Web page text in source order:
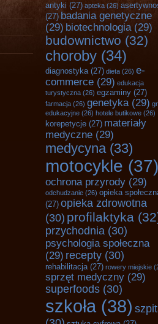
antyki (27) apteka (26)
(27) badania genetyczne
(29) biotechnologia (29)
budownictwo (32)
choroby (34)
diagnostyka(27) dieta (26) e-
commerce (29) edukacja
turystyczna (26) egzaminy (27)
farmacja (26) genetyka (29)
edukacyjne (26) hotele butikowe (26)
korepetycje (27) materiały
medyczne (29)
medycyna(33)
motocykle (37)
ochrona przyrody (29)
odchudzanie (26) opieka
(27) opieka zdrowotna
(30) profilaktyka
przychodnia (30)
psychologia społeczna
(29) recepty (30)
rehabilitacja(27) rowery miejskie
sprzęt medyczny (29)
superfoods (30)
szkoła (38)